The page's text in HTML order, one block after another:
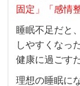
固定」「感情
睡眠不足だと
しやすくなっ
健康に過ごす
理想の睡眠に